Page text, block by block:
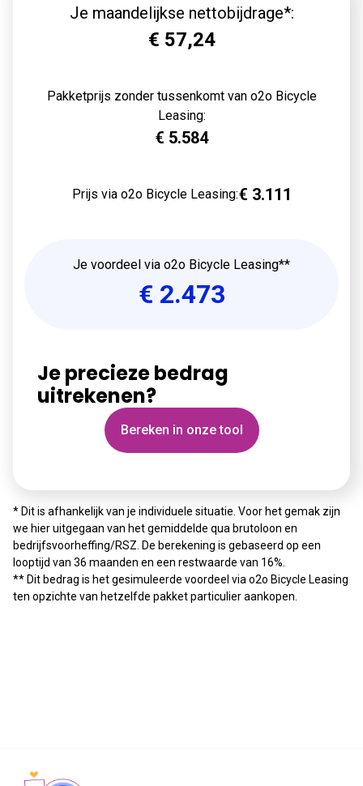
Je maandelijkse nettobijdrage*:
€ 57,24
Pakketprijs zonder tussenkomt van o2o Bicycle
Leasing:
€ 5.584
Prijs via o2o Bicycle Leasing:€ 3.111
Je voordeel via o2o Bicycle Leasing**
€ 2.473
Je precieze bedrag
uitrekenen?
Bereken in onze tool
* Dit is afhankelijk van je individuele situatie. Voor het gemak zijn
we hier uitgegaan van het gemiddelde qua brutoloon en
bedrijfsvoorheffing/RSZ. De berekening is gebaseerd op een
looptijd van 36 maanden en een restwaarde van 16%.
** Dit bedrag is het gesimuleerde voordeel via o2o Bicycle Leasing
ten opzichte van hetzelfde pakket particulier aankopen.